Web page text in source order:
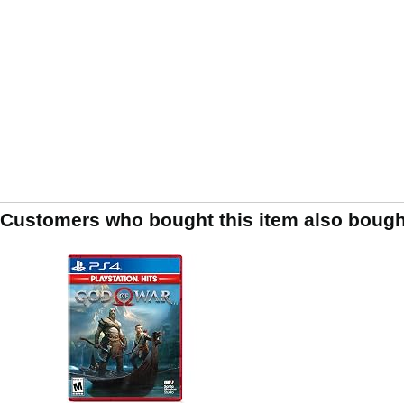
Customers who bought this item also